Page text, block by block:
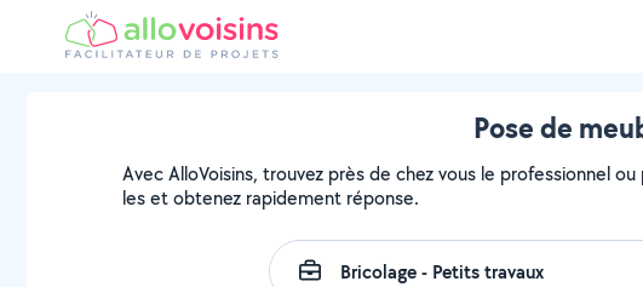
Pose de
Avec AlloVoisins, trouvez près de chez vous le professionnel
les et obtenez rapidement réponse.